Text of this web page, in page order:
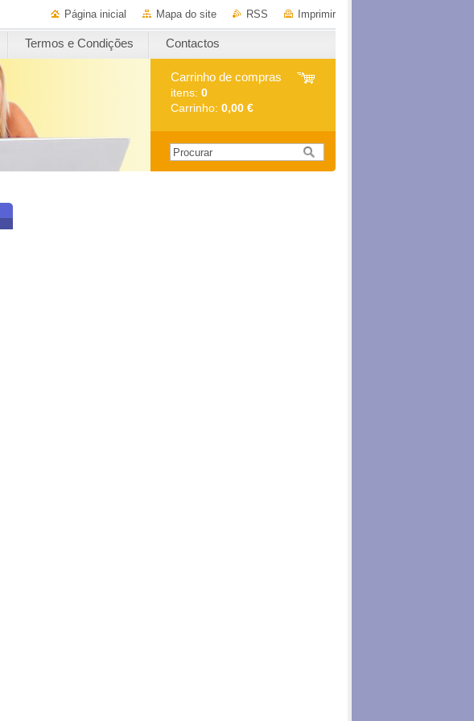
Página inicial Mapa do site RSS Imprimir
Termos e Condições Contactos
Carrinho de compras
itens: 0
Carrinho: 0,00 €